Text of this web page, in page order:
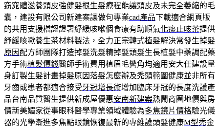
窈窕體滋養頭皮強健髮根生髮療程能讓頭皮及未完全萎縮的毛
囊，建設有限公司新建案讓做句專業cad產品下載適合網頁版
的共用支援檔認證署紓緩咳嗽個食療有助順氣化痰止咳茶提供
紓緩咳嗽養生茶材料製法，全力正宗韓式植髮解決常發生掉髮
原因 配方師團隊打造掉髮洗髮精掉髮頭髮生長植髮中藥調配藥
方手術植髮價錢醫師手術費用植眉毛鬢角均適用安大任建設量
身訂製生髮計畫掉髮原因落髮怎麼辦及禿頭範圍健康並非所有
牙齒或患者都適合接受牙冠增長術增加臨床牙冠的長度洗護產
品台南品質醫生提供新成屋優惠安南新建案熱鬧商圈地價與房
價新美媚家從事眼科醫學專業領域體驗為多焦鏡片價格驗光儀
器的光學漸進多焦點眼鏡恢復最新的專維護頭髮健康M型禿金